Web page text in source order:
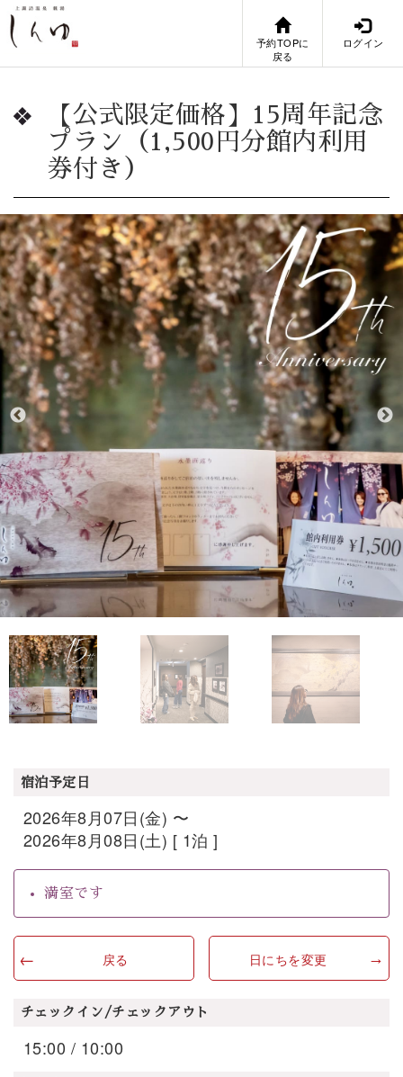
予約TOPに
戻る
ログイン
【公式限定価格】15周年記念
プラン（1,500円分館内利用
券付き）
宿泊予定日
2026年8月07日(金) 〜
2026年8月08日(土) [ 1泊 ]
満室です
戻る 日にちを変更
チェックイン/チェックアウト
15:00 / 10:00